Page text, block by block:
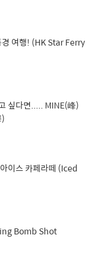
여행! (HK Star Ferry
싶다면..... MINE(峰)
이스 카페라떼 (Iced
Bomb Shot